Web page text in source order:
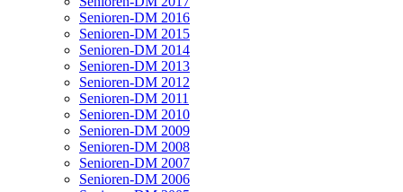
Senioren-DM 2016
Senioren-DM 2015
Senioren-DM 2014
Senioren-DM 2013
Senioren-DM 2012
Senioren-DM 2011
Senioren-DM 2010
Senioren-DM 2009
Senioren-DM 2008
Senioren-DM 2007
Senioren-DM 2006